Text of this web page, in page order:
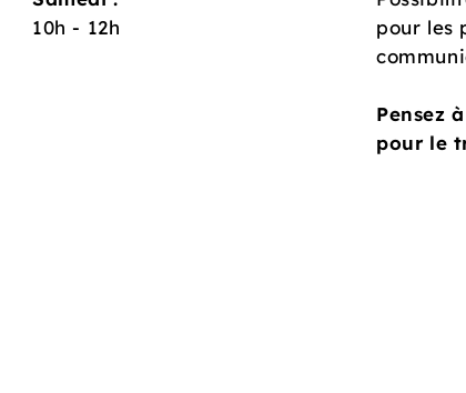
10h - 12h
pour les
Pensez
pour le